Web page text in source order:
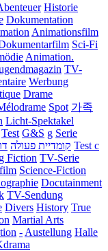
Historie
Dokumentation
Animationsfilm
Sci-Fi
Animation.
TV-
Werbung
Drame
Spot 가족
Licht-Spektakel
Test G&S g Serie
קומדיית פעולה Test c
Fiction TV-Serie
Science-Fiction
Docutainment
TV-Sendung
Divers History True
Martial Arts
- Austellung Halle